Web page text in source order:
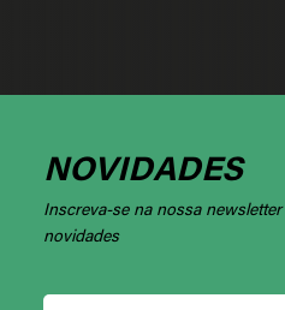
NOVIDADES
Inscreva-se na nossa
novidades